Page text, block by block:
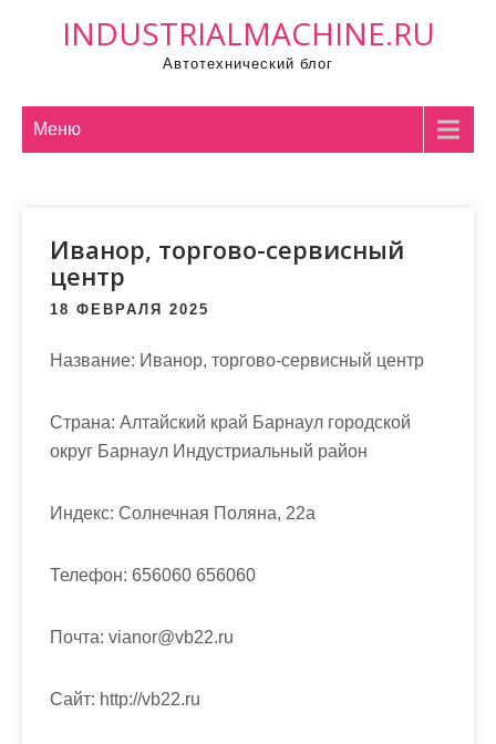
INDUSTRIALMACHINE.RU
Автотехнический блог
Меню
Иванор, торгово-сервисный
центр
18 ФЕВРАЛЯ 2025
Название: Иванор, торгово-сервисный центр
Страна: Алтайский край Барнаул городской
округ Барнаул Индустриальный район
Индекс: Солнечная Поляна, 22а
Телефон: 656060 656060
Почта: vianor@vb22.ru
Cайт: http://vb22.ru